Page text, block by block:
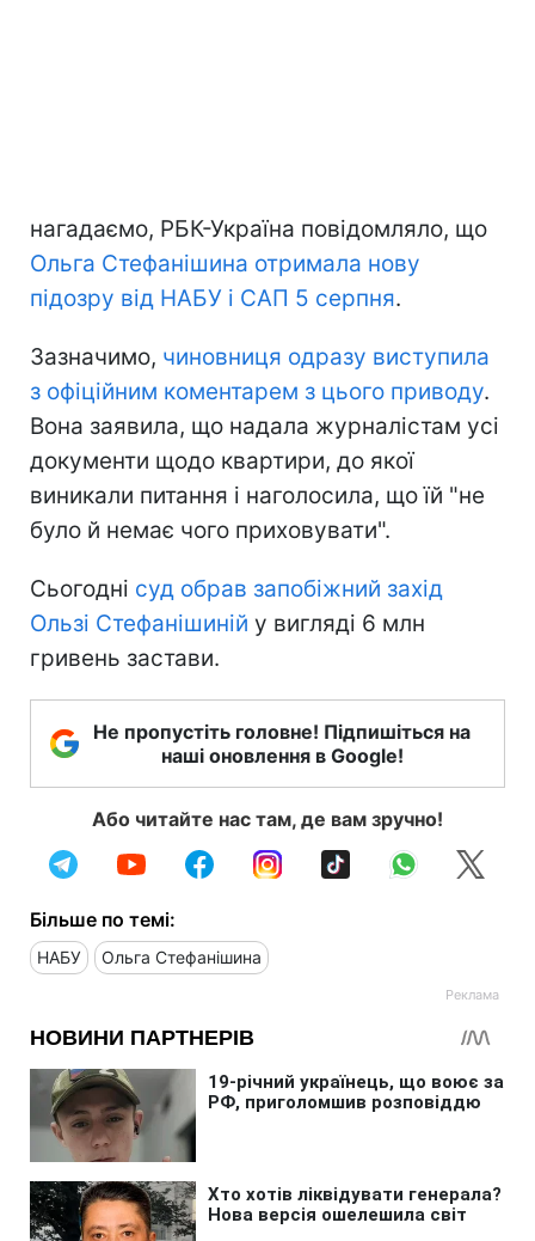
нагадаємо, РБК-Україна повідомляло, що
Ольга Стефанішина отримала нову
підозру від НАБУ і САП 5 серпня.
Зазначимо, чиновниця одразу виступила
з офіційним коментарем з цього приводу.
Вона заявила, що надала журналістам усі
документи щодо квартири, до якої
виникали питання і наголосила, що їй "не
було й немає чого приховувати".
Сьогодні суд обрав запобіжний захід
Ользі Стефанішиній у вигляді 6 млн
гривень застави.
Не пропустіть головне! Підпишіться на
наші оновлення в Google!
Або читайте нас там, де вам зручно!
Більше по темі:
НАБУ Ольга Стефанішина